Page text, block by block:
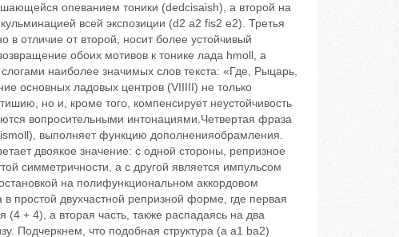
опеванием тоники (d‬e‬d‬cis‬ais‬h), а второй ‬на
всей экспозиции (d2 ‬a2 ‬fis2 ‬e2). Третья
в отличие от второй, носит более устойчивый
обоих мотивов к тонике лада hmoll, а
наиболее значимых слов текста: «Где, Рыцарь,
основных ладовых центров (V‬I‬III‬I) не только
но и, кроме того, компенсирует неустойчивость
вопросительными интонациями.Четвертая фраза
выполняет функцию дополненияобрамления.
двоякое значение: с одной стороны, репризное
симметричности, а с другой ‬является импульсом
на полифункциональном аккордовом
простой двухчастной репризной форме, где первая
(4 + 4), а вторая часть, также распадаясь на два
Подчеркнем, что подобная структура (а а1 ba2)